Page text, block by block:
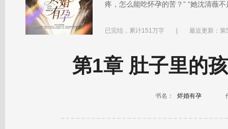
疼，怎么能吃怀孕的苦？” “她沈清薇
生下肚子里的孩子，让他们来爱自己
已完结，累计151万字 最近更新：
第1章 肚子里的
书名： 烬婚有孕